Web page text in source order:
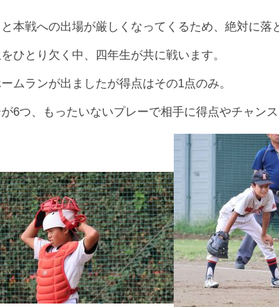
本戦への出場が厳しくなってくるため、絶対に落
ひとり欠く中、四年生が共に戦います。
ムランが出ましたが得点はその1点のみ。
6つ、もったいないプレーで相手に得点やチャン